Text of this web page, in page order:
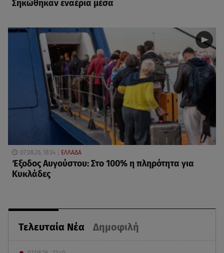
Τελευταία Νέα Δημοφιλή
Σηκώθηκαν εναέρια μέσα
07.08.26, 18:34 ΕΛΛΑΔΑ
Έξοδος Αυγούστου: Στο 100% η πληρότητα για
Κυκλάδες